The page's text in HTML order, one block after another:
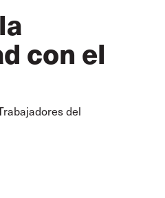
con el
del